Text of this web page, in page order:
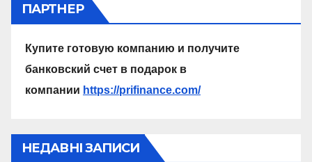
ПАРТНЕР
Купите готовую компанию и получите
банковский счет в подарок в
компании https://prifinance.com/
НЕДАВНІ ЗАПИСИ